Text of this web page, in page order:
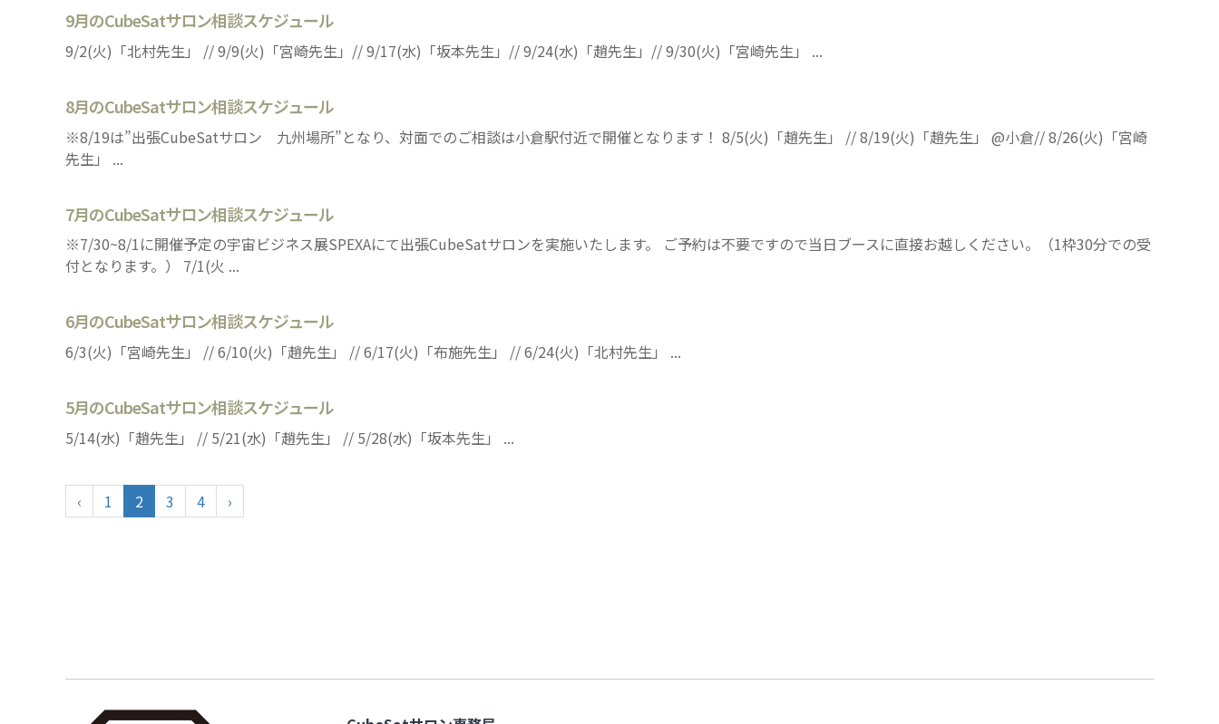
9月のCubeSatサロン相談スケジュール
9/2(火)「北村先生」 // 9/9(火)「宮崎先生」// 9/17(水)「坂本先生」// 9/24(水)「趙先生」// 9/30(火)「宮崎先生」 ...
8月のCubeSatサロン相談スケジュール
※8/19は”出張CubeSatサロン 九州場所”となり、対面でのご相談は小倉駅付近で開催となります！ 8/5(火)「趙先生」 // 8/19(火)「趙先生」 @小倉// 8/26(火)「宮崎
先生」 ...
7月のCubeSatサロン相談スケジュール
※7/30~8/1に開催予定の宇宙ビジネス展SPEXAにて出張CubeSatサロンを実施いたします。 ご予約は不要ですので当日ブースに直接お越しください。（1枠30分での受
付となります。） 7/1(火 ...
6月のCubeSatサロン相談スケジュール
6/3(火)「宮崎先生」 // 6/10(火)「趙先生」 // 6/17(火)「布施先生」 // 6/24(火)「北村先生」 ...
5月のCubeSatサロン相談スケジュール
5/14(水)「趙先生」 // 5/21(水)「趙先生」 // 5/28(水)「坂本先生」 ...
‹ 1 2 3 4 ›